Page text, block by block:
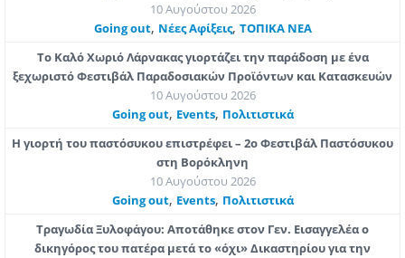
10 Αυγούστου 2026
Going out, Νέες Αφίξεις, ΤΟΠΙΚΑ ΝΕΑ
Το Καλό Χωριό Λάρνακας γιορτάζει την παράδοση με ένα
ξεχωριστό Φεστιβάλ Παραδοσιακών Προϊόντων και Κατασκευών
10 Αυγούστου 2026
Going out, Εvents, Πολιτιστικά
Η γιορτή του παστόσυκου επιστρέφει – 2ο Φεστιβάλ Παστόσυκου
στη Βορόκληνη
10 Αυγούστου 2026
Going out, Εvents, Πολιτιστικά
Τραγωδία Ξυλοφάγου: Αποτάθηκε στον Γεν. Εισαγγελέα ο
δικηγόρος του πατέρα μετά το «όχι» Δικαστηρίου για την